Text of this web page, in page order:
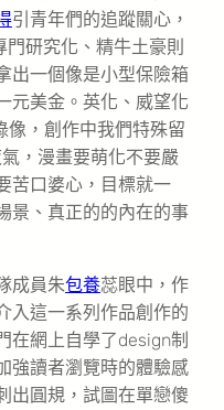
引青年們的追蹤關心，
研究化、精牛土豪則
出一個像是小型保險箱
元美金。英化、威望化
像，創作中我們特殊留
，漫畫要萌化不要嚴
苦口婆心，目標就一
景、真正的的內在的事
成員朱包養蕊眼中，作
入這一系列作品創作的
在網上自學了design制
強讀者瀏覽時的體驗感
出圓規，試圖在單戀傻